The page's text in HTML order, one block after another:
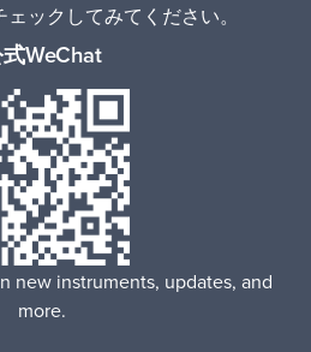
ェックしてみてください。
WeChat
new instruments, updates, and
more.